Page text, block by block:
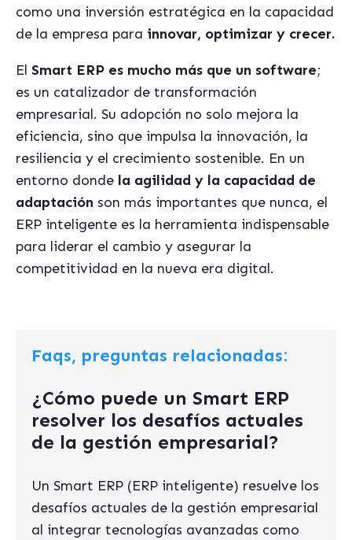
como una inversión estratégica en la capacidad
de la empresa para innovar, optimizar y crecer.
El Smart ERP es mucho más que un software;
es un catalizador de transformación
empresarial. Su adopción no solo mejora la
eficiencia, sino que impulsa la innovación, la
resiliencia y el crecimiento sostenible. En un
entorno donde la agilidad y la capacidad de
adaptación son más importantes que nunca, el
ERP inteligente es la herramienta indispensable
para liderar el cambio y asegurar la
competitividad en la nueva era digital.
Faqs, preguntas relacionadas:
¿Cómo puede un Smart ERP
resolver los desafíos actuales
de la gestión empresarial?
Un Smart ERP (ERP inteligente) resuelve los
desafíos actuales de la gestión empresarial
al integrar tecnologías avanzadas como